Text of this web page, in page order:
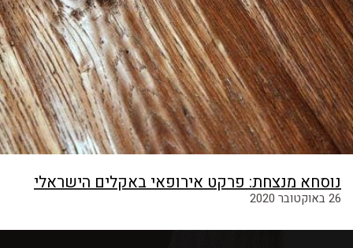
נוסחא מנצחת: פרקט אירופאי באקלים הישראלי
26 באוקטובר 2020